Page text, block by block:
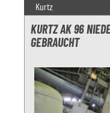
Kurtz
KURTZ AK 96
EBRAUCHT